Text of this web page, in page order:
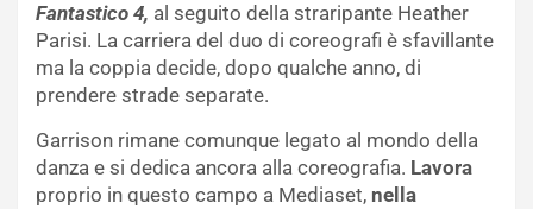
Fantastico 4, al seguito della straripante Heather
Parisi. La carriera del duo di coreografi è sfavillante
ma la coppia decide, dopo qualche anno, di
prendere strade separate.
Garrison rimane comunque legato al mondo della
danza e si dedica ancora alla coreografia. Lavora
proprio in questo campo a Mediaset, nella